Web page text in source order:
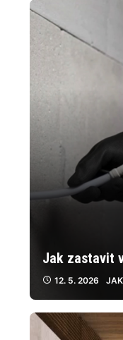
Jak zastavit
12. 5. 2026